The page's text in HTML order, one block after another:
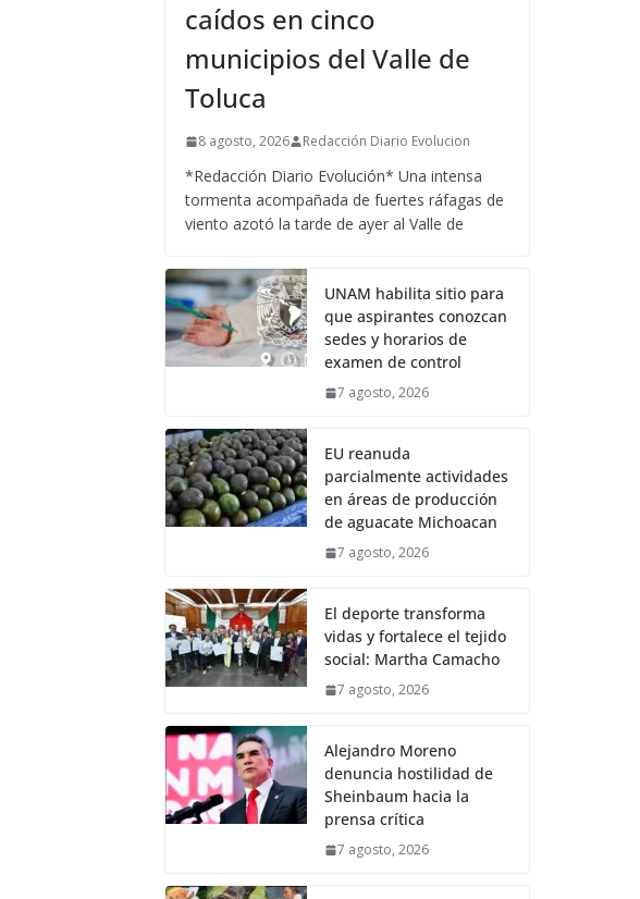
caídos en cinco
municipios del Valle de
Toluca
8 agosto, 2026 Redacción Diario Evolucion
*Redacción Diario Evolución* Una intensa
tormenta acompañada de fuertes ráfagas de
viento azotó la tarde de ayer al Valle de
UNAM habilita sitio para
que aspirantes conozcan
sedes y horarios de
examen de control
7 agosto, 2026
EU reanuda
parcialmente actividades
en áreas de producción
de aguacate Michoacan
7 agosto, 2026
El deporte transforma
vidas y fortalece el tejido
social: Martha Camacho
7 agosto, 2026
Alejandro Moreno
denuncia hostilidad de
Sheinbaum hacia la
prensa crítica
7 agosto, 2026